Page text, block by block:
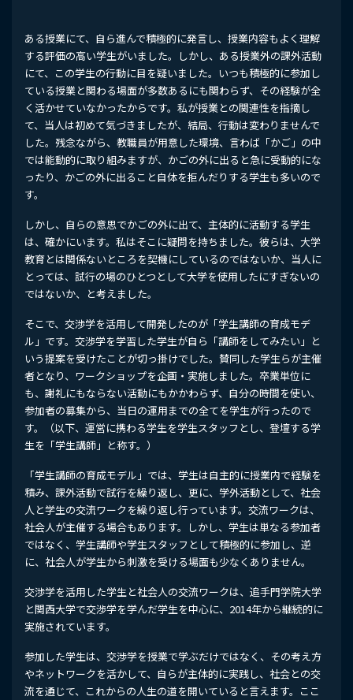
ある授業にて、自ら進んで積極的に発言し、授業内容もよく理解
する評価の高い学生がいました。しかし、ある授業外の課外活動
にて、この学生の行動に目を疑いました。いつも積極的に参加し
ている授業と関わる場面が多数あるにも関わらず、その経験が全
く活かせていなかったからです。私が授業との関連性を指摘し
て、当人は初めて気づきましたが、結局、行動は変わりませんで
した。残念ながら、教職員が用意した環境、言わば「かご」の中
では能動的に取り組みますが、かごの外に出ると急に受動的にな
ったり、かごの外に出ること自体を拒んだりする学生も多いので
す。
しかし、自らの意思でかごの外に出て、主体的に活動する学生
は、確かにいます。私はそこに疑問を持ちました。彼らは、大学
教育とは関係ないところを契機にしているのではないか、当人に
とっては、試行の場のひとつとして大学を使用したにすぎないの
ではないか、と考えました。
そこで、交渉学を活用して開発したのが「学生講師の育成モデ
ル」です。交渉学を学習した学生が自ら「講師をしてみたい」と
いう提案を受けたことが切っ掛けでした。賛同した学生らが主催
者となり、ワークショップを企画・実施しました。卒業単位に
も、謝礼にもならない活動にもかかわらず、自分の時間を使い、
参加者の募集から、当日の運用までの全てを学生が行ったので
す。（以下、運営に携わる学生を学生スタッフとし、登壇する学
生を「学生講師」と称す。）
「学生講師の育成モデル」では、学生は自主的に授業内で経験を
積み、課外活動で試行を繰り返し、更に、学外活動として、社会
人と学生の交流ワークを繰り返し行っています。交流ワークは、
社会人が主催する場合もあります。しかし、学生は単なる参加者
ではなく、学生講師や学生スタッフとして積極的に参加し、逆
に、社会人が学生から刺激を受ける場面も少なくありません。
交渉学を活用した学生と社会人の交流ワークは、追手門学院大学
と関西大学で交渉学を学んだ学生を中心に、2014年から継続的に
実施されています。
参加した学生は、交渉学を授業で学ぶだけではなく、その考え方
やネットワークを活かして、自らが主体的に実践し、社会との交
流を通じて、これからの人生の道を開いていると言えます。ここ